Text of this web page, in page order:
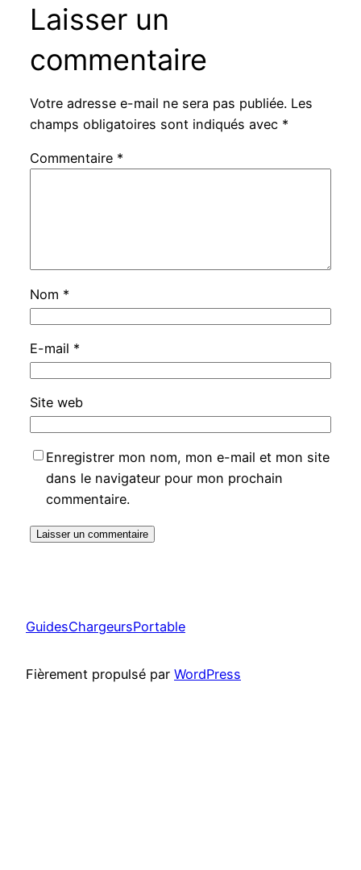
Laisser un
commentaire
Votre adresse e-mail ne sera pas publiée. Les
champs obligatoires sont indiqués avec *
Commentaire *
Nom *
E-mail *
Site web
Enregistrer mon nom, mon e-mail et mon site
dans le navigateur pour mon prochain
commentaire.
GuidesChargeursPortable
Fièrement propulsé par WordPress